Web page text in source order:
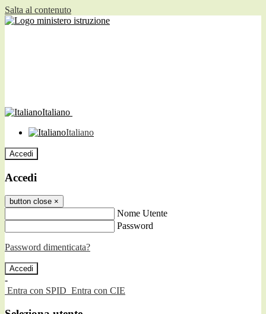
Salta al contenuto
Italiano
Italiano
Accedi
Accedi
button close ×
Nome Utente
Password
Password dimenticata?
-
Entra con SPID Entra con CIE